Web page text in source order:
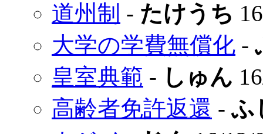
道州制 - たけうち
大学の学費無償化 -
皇室典範 - しゅん
高齢者免許返還 -ふ